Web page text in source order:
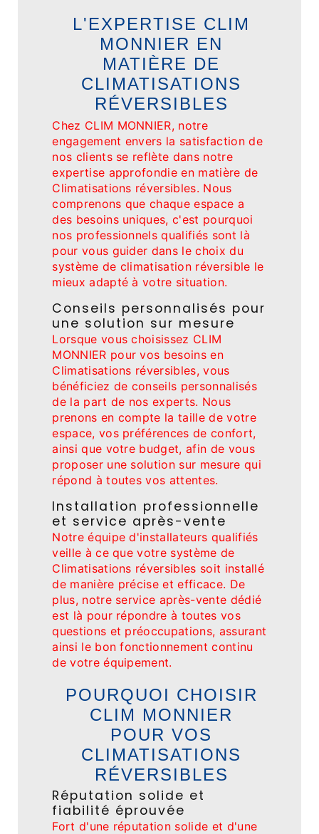
L'EXPERTISE CLIM
MONNIER EN
MATIÈRE DE
CLIMATISATIONS
RÉVERSIBLES
Chez CLIM MONNIER, notre
engagement envers la satisfaction de
nos clients se reflète dans notre
expertise approfondie en matière de
Climatisations réversibles. Nous
comprenons que chaque espace a
des besoins uniques, c'est pourquoi
nos professionnels qualifiés sont là
pour vous guider dans le choix du
système de climatisation réversible le
mieux adapté à votre situation.
Conseils personnalisés pour
une solution sur mesure
Lorsque vous choisissez CLIM
MONNIER pour vos besoins en
Climatisations réversibles, vous
bénéficiez de conseils personnalisés
de la part de nos experts. Nous
prenons en compte la taille de votre
espace, vos préférences de confort,
ainsi que votre budget, afin de vous
proposer une solution sur mesure qui
répond à toutes vos attentes.
Installation professionnelle
et service après-vente
Notre équipe d'installateurs qualifiés
veille à ce que votre système de
Climatisations réversibles soit installé
de manière précise et efficace. De
plus, notre service après-vente dédié
est là pour répondre à toutes vos
questions et préoccupations, assurant
ainsi le bon fonctionnement continu
de votre équipement.
POURQUOI CHOISIR
CLIM MONNIER
POUR VOS
CLIMATISATIONS
RÉVERSIBLES
Réputation solide et
fiabilité éprouvée
Fort d'une réputation solide et d'une